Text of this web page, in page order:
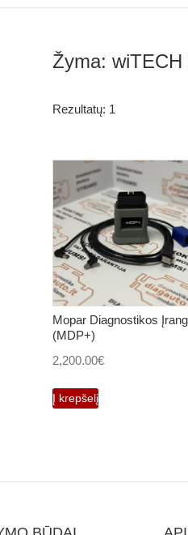
Žyma: wiTECH
Rezultatų: 1
Mopar Diagnostikos
(MDP+)
2,200.00€
Į krepšelį